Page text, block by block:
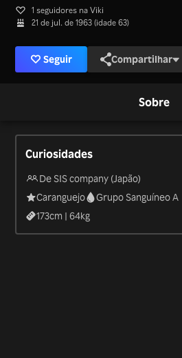
1 seguidores na Viki
21 de jul. de 1963 (idade 63)
Seguir Compartilhar
Sobre
Curiosidades
De SIS company (Japão)
Caranguejo
Grupo Sanguíneo A
173cm |64kg